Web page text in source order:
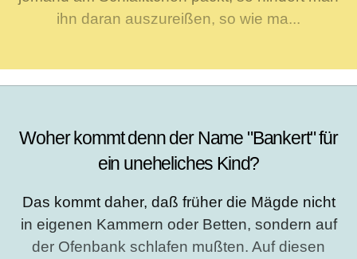
ihn daran auszureißen, so wie ma...
Woher kommt denn der Name "Bankert" für
ein uneheliches Kind?
Das kommt daher, daß früher die Mägde nicht
in eigenen Kammern oder Betten, sondern auf
der Ofenbank schlafen mußten. Auf diesen